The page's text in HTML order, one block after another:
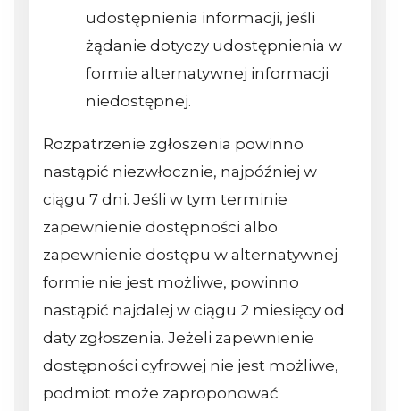
udostępnienia informacji, jeśli
żądanie dotyczy udostępnienia w
formie alternatywnej informacji
niedostępnej.
Rozpatrzenie zgłoszenia powinno
nastąpić niezwłocznie, najpóźniej w
ciągu 7 dni. Jeśli w tym terminie
zapewnienie dostępności albo
zapewnienie dostępu w alternatywnej
formie nie jest możliwe, powinno
nastąpić najdalej w ciągu 2 miesięcy od
daty zgłoszenia. Jeżeli zapewnienie
dostępności cyfrowej nie jest możliwe,
podmiot może zaproponować